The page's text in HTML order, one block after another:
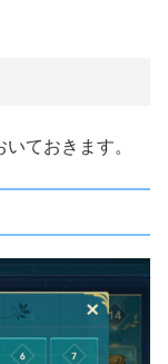
ておきます。